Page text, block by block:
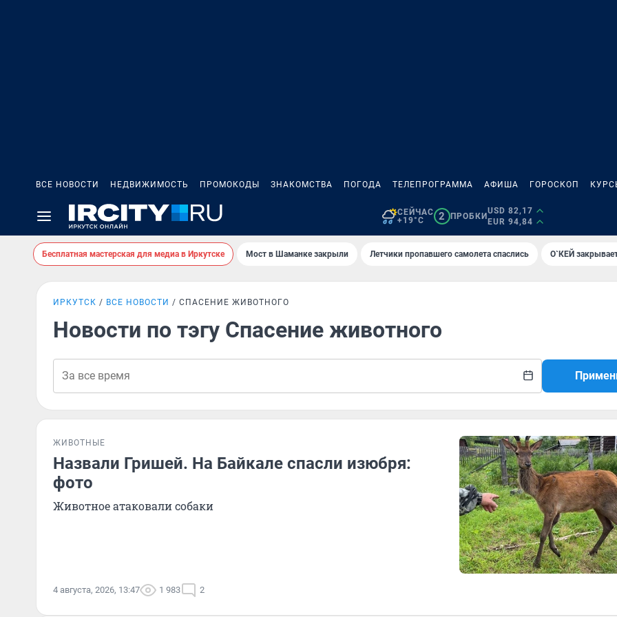
ВСЕ НОВОСТИ НЕДВИЖИМОСТЬ ПРОМОКОДЫ ЗНАКОМСТВА ПОГОДА ТЕЛЕПРОГРАММА АФИША ГОРОСКОП
СЕЙЧАС
+19°C
2 ПРОБКИ
USD 82,17
EUR 94,84
Бесплатная мастерская для медиа в Иркутске Мост в Шаманке закрыли Летчики пропавшего самолета спаслись О`КЕЙ
ИРКУТСК ВСЕ НОВОСТИ СПАСЕНИЕ ЖИВОТНОГО
Новости по тэгу Спасение животного
ЖИВОТНЫЕ
Назвали Гришей. На Байкале спасли изюбря:
фото
Животное атаковали собаки
4 августа, 2026, 13:47 1 983 2